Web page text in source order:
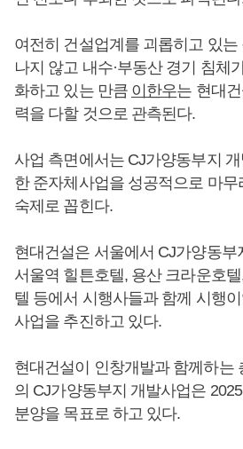
여전히 건설업계를 괴롭히고 있
나지 않고 내수·부동산 경기 침체
화하고 있는 만큼 이한우는 현대
력을 다할 것으로 관측된다.
사업 측면에서는 CJ가양동부지
한 준자체사업을 성공적으로 마
숙제로 꼽힌다.
현대건설은 서울에서 CJ가양동부
서울역 힐튼호텔, 용산 크라운호
텔 등에서 시행사들과 함께 시행
사업을 추진하고 있다.
현대건설이 인창개발과 함께하는
의 CJ가양동부지 개발사업은
분양을 목표로 하고 있다.